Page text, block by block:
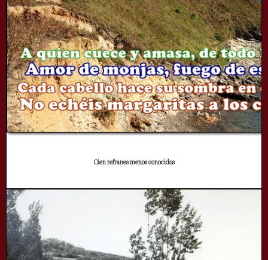
Cien refranes menos conocidos